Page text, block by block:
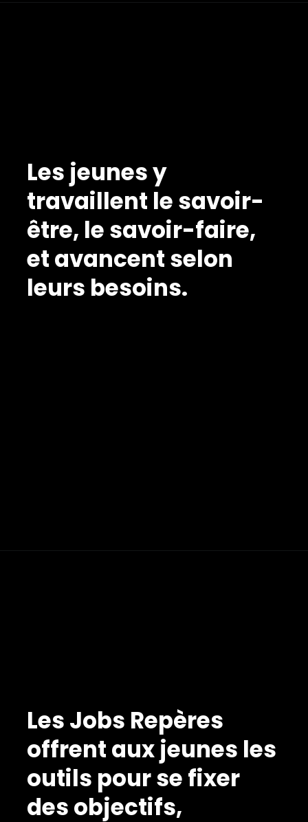
Les jeunes y
travaillent le savoir-
être, le savoir-faire,
et avancent selon
leurs besoins.
Les Jobs Repères
offrent aux jeunes les
outils pour se fixer
des objectifs,